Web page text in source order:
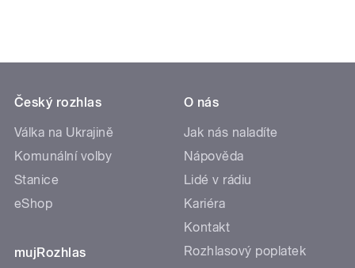
Český rozhlas
Válka na Ukrajině
Komunální volby
Stanice
eShop
mujRozhlas
O nás
Jak nás naladíte
Nápověda
Lidé v rádiu
Kariéra
Kontakt
Rozhlasový poplatek